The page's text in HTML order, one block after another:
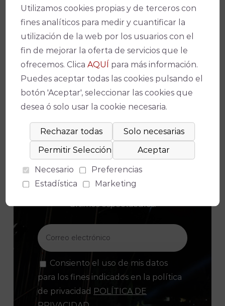
Córdoba, disponible para IOS y Android.
Facebook
X WhatsApp
Email
Copy
Link
¡No te pierdas nada!
Suscríbete a nuestro boletín para
estar al día de la actualidad y de los
últimos espectáculos.
Consiento el uso de mis datos
para los fines indicados en la política
de privacidad POLÍTICA DE
Utilizamos cookies propias y de terceros con
fines analíticos para medir y cuantificar la
utilización de la web por los usuarios con el
fin de mejorar la oferta de servicios que le
ofrecemos. ClicaAQUÍ para más información.
Puedes aceptar todas las cookies pulsando el
botón 'Aceptar', seleccionar las cookies que
desea ó solo usar la cookie necesaria.
Necesario
Preferencias
Estadística
Marketing